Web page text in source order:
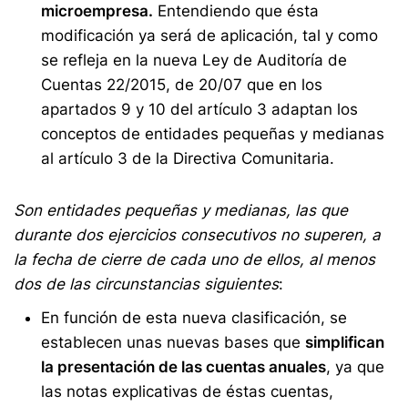
microempresa. Entendiendo que ésta
modificación ya será de aplicación, tal y como
se refleja en la nueva Ley de Auditoría de
Cuentas 22/2015, de 20/07 que en los
apartados 9 y 10 del artículo 3 adaptan los
conceptos de entidades pequeñas y medianas
al artículo 3 de la Directiva Comunitaria.
Son entidades pequeñas y medianas, las que
durante dos ejercicios consecutivos no superen, a
la fecha de cierre de cada uno de ellos, al menos
dos de las circunstancias siguientes:
En función de esta nueva clasificación, se
establecen unas nuevas bases que simplifican
la presentación de las cuentas anuales, ya que
las notas explicativas de éstas cuentas,